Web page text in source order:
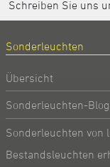
Schreiben Sie uns
Sonderleuchten
Übersicht
Sonderleuchten-Blog
Sonderleuchten von
Bestandsleuchten